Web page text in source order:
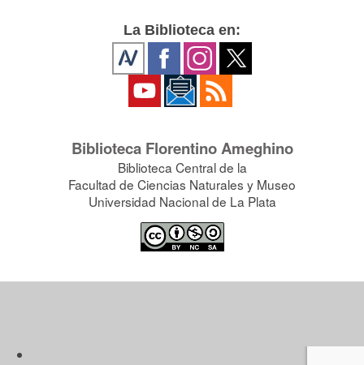
La Biblioteca en:
Biblioteca Florentino Ameghino
Biblioteca Central de la
Facultad de Ciencias Naturales y Museo
Universidad Nacional de La Plata